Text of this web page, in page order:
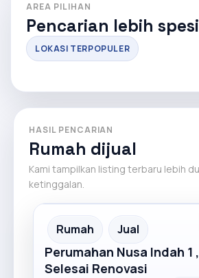
AREA PILIHAN
Pencarian lebih
LOKASI TERPOPULER
HASIL PENCARIAN
Rumah dijual
Kami tampilkan listing terbaru lebih
ketinggalan.
Recommended
Rumah Jual
Perumahan Nusa Indah 1
Selesai Renovasi